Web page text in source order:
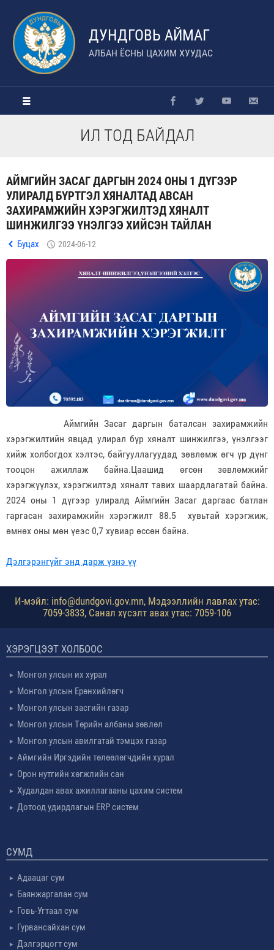
ДУНДГОВЬ АЙМАГ
АЛБАН ЁСНЫ ЦАХИМ ХУУДАС
ИЛ ТОД БАЙДАЛ
АЙМГИЙН ЗАСАГ ДАРГЫН 2024 ОНЫ 1 ДҮГЭЭР
УЛИРАЛД БҮРТГЭЛ ХЯНАЛТАД АВСАН
ЗАХИРАМЖИЙН ХЭРЭГЖИЛТЭД ХЯНАЛТ
ШИНЖИЛГЭЭ ҮНЭЛГЭЭ ХИЙСЭН ТАЙЛАН
Буцах 2024-06-12
Аймгийн Засаг даргын баталсан захирамжийн
хэрэгжилтийн явцад улирал бүр хяналт шинжилгээ, үнэлгээг
хийж холбогдох хэлтэс, байгууллагуудад зөвлөмж өгч үр дүнг
тооцон ажиллаж байна.Цаашид өгсөн зөвлөмжийг
хэрэгжүүлэх, хэрэгжилтэд хяналт тавих шаардлагатай байна.
2024 оны 1 дүгээр улиралд Аймгийн Засаг даргаас батлан
гаргасан захирамжийн хэрэгжилт 88.5 хувьтай хэрэгжиж,
өмнөх оны мөн үеэс 0,7 хувиар өссөн байна.
Дэлгэрэнгүйг энд дарж үзнэ үү
И-мэйл: info@dundgovi.gov.mn, Мэдээллийн лавлах утас:
7059-3833, Санал хүсэлт авах утас: 7059-106
ХЭРЭГЦЭЭТ ХОЛБООС
Монгол улсын их хурал
Монгол улсын Ерөнхийлөгч
Монгол улсын засгийн газар
Монгол улсын Төрийн албаны зөвлөл
Монгол улсын авилгатай тэмцэх газар
Аймгийн Иргэдийн төлөөлөгчдийн хурал
Орон нутгийн хөгжлийн сан
Худалдан авах ажиллагааны цахим систем
Дотоод удирдлагын ERP систем
СУМД
Адаацаг сум
Баянжаргалан сум
Говь-Угтаал сум
Гурвансайхан сум
Дэлгэрцогт сум